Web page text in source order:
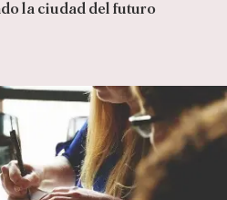
la ciudad del futuro